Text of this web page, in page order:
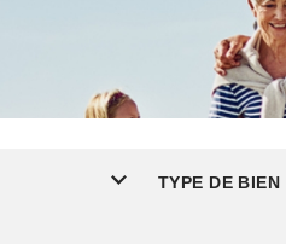
TYPE DE BIEN